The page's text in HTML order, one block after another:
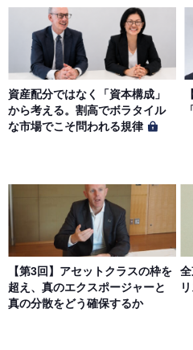
資産配分ではなく「資本構成」
から考える。割高でボラタイル
な市場でこそ問われる規律
【第3回】アセットクラスの枠を
超え、真のエクスポージャーと
真の分散をどう確保するか